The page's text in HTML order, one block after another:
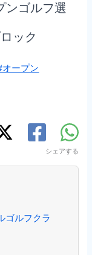
ンゴルフ選
ック
オープン
シェアする
ゴルフクラ